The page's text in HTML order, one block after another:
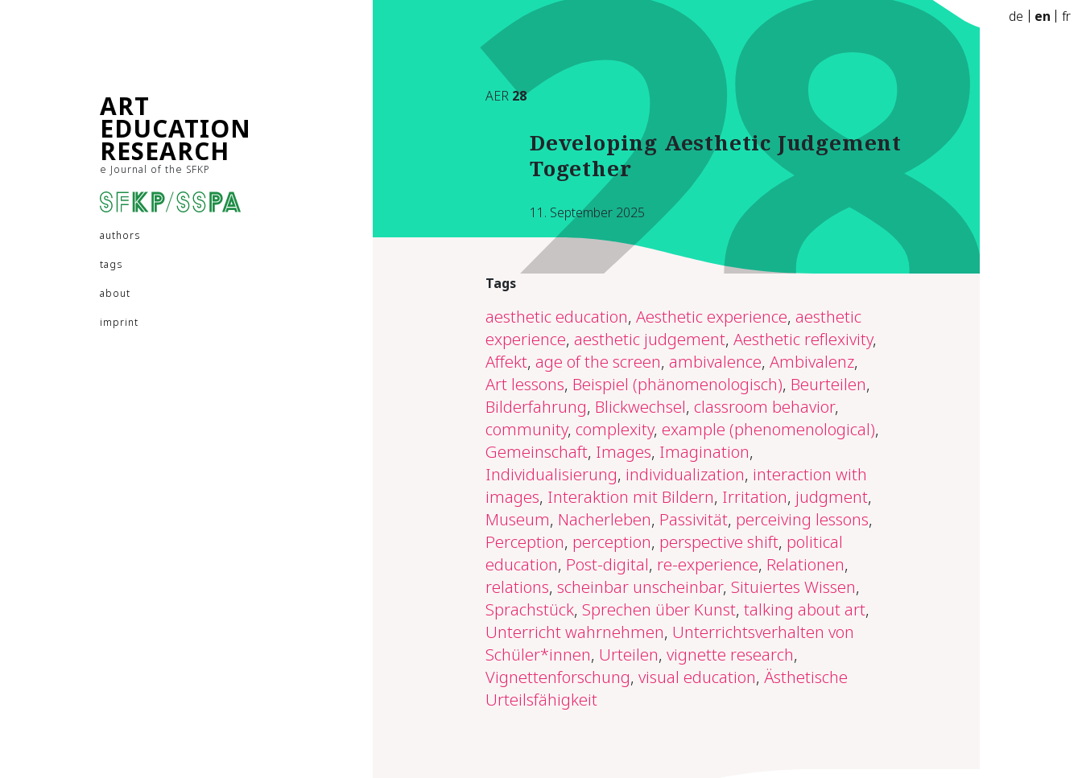
ART
EDUCATION
RESEARCH
e Journal of the SFKP
authors
tags
about
imprint
de en fr
28
AER 28
Developing Aesthetic Judgement
Together
11. September 2025
Tags
aesthetic education, Aesthetic experience, aesthetic
experience, aesthetic judgement, Aesthetic reflexivity,
Affekt, age of the screen, ambivalence, Ambivalenz,
Art lessons, Beispiel (phänomenologisch), Beurteilen,
Bilderfahrung, Blickwechsel, classroom behavior,
community, complexity, example (phenomenological),
Gemeinschaft, Images, Imagination,
Individualisierung, individualization, interaction with
images, Interaktion mit Bildern, Irritation, judgment,
Museum, Nacherleben, Passivität, perceiving lessons,
Perception, perception, perspective shift, political
education, Post-digital, re-experience, Relationen,
relations, scheinbar unscheinbar, Situiertes Wissen,
Sprachstück, Sprechen über Kunst, talking about art,
Unterricht wahrnehmen, Unterrichtsverhalten von
Schüler*innen, Urteilen, vignette research,
Vignettenforschung, visual education, Ästhetische
Urteilsfähigkeit